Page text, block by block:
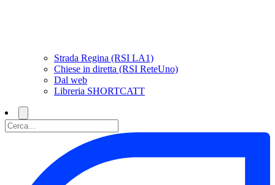
Strada Regina (RSI LA1)
Chiese in diretta (RSI ReteUno)
Dal web
Libreria SHORTCATT